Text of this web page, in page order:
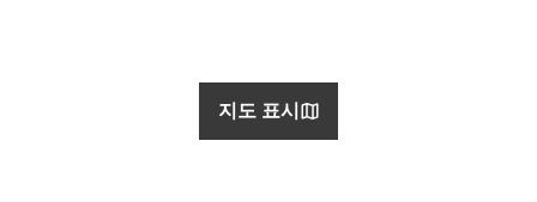
지도 표시